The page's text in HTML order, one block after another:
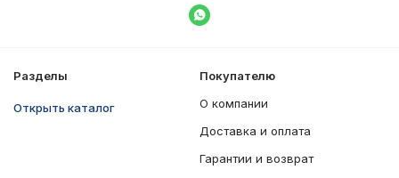
Разделы
Открыть каталог
Покупателю
О компании
Доставка и оплата
Гарантии и возврат
Написать в WhatsApp